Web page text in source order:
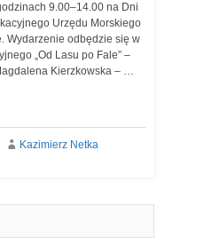
9.00–14.00 na Dni
Urzędu Morskiego
Wydarzenie odbędzie się w
„Od Lasu po Fale” –
Kierzkowska – …
Kazimierz Netka